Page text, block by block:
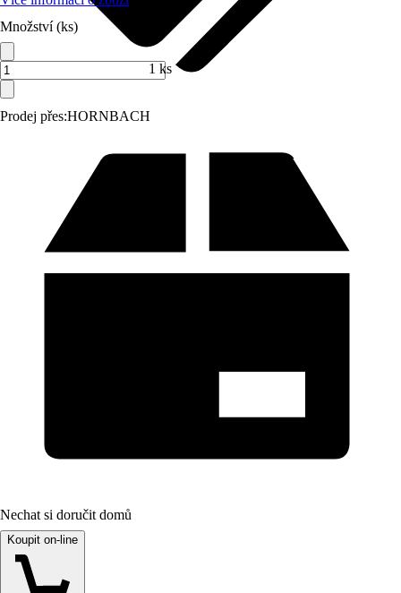
Prodej přes:HORNBACH
Množství (ks)
1 ks
Nechat si doručit domů
Koupit on-line